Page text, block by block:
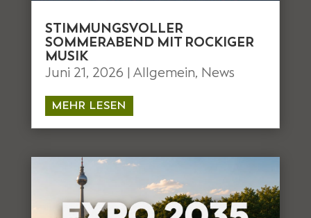
STIMMUNGSVOLLER
SOMMERABEND MIT ROCKIGER
MUSIK
Juni 21, 2026 | Allgemein, News
MEHR LESEN